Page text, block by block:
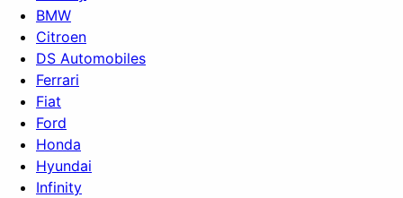
BMW
Citroen
DS Automobiles
Ferrari
Fiat
Ford
Honda
Hyundai
Infinity